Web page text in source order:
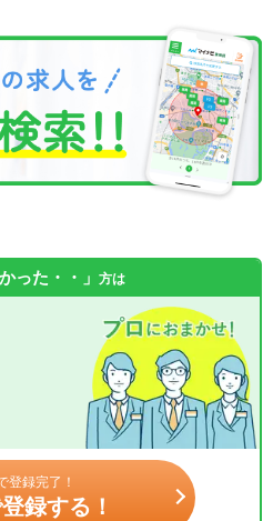
った・・」 方は
登録完了！
録する！